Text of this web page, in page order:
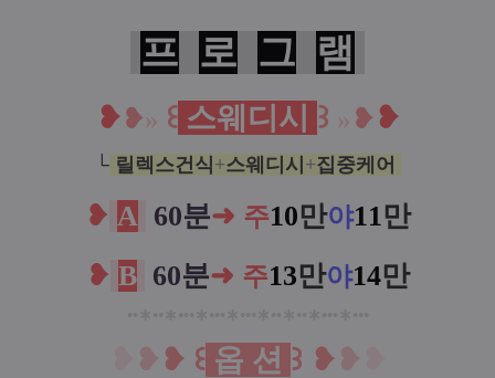
프 로 그 램
❥❥» ꒰ 스웨디시 ꒱ » ❥ ❥
└릴렉스건식 +스웨디시 +집중케어
❥ A 60분➜ 주10만야11만
❥ B 60분➜ 주13만야14만
❥ ❥ ꒰ 옵 션 ꒱ ❥❥